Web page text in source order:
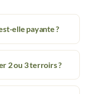
elle payante ?
2 ou 3 terroirs ?